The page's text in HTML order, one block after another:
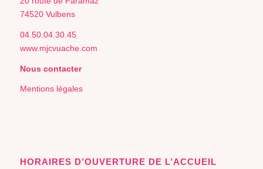
74520 Vulbens
04.50.04.30.45
www.mjcvuache.com
Nous contacter
Mentions légales
HORAIRES D’OUVERTURE DE L’ACCUEIL